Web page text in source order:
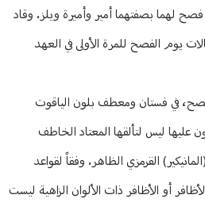
لهما بصفتهما أمير وأميرة ويلز. وقاد
يوم الفصح للمرة الأولى في العهد
في فستان ومعطف بلون الياقوت
عليها ليس لتألقها المعتاد الخاطف
القرمزي الظاهر. وفقاً لقواعد
أو الأظافر ذات الألوان الزاهية ليست